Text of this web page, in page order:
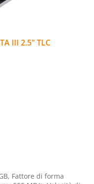
III 2.5" TLC
Fattore di forma